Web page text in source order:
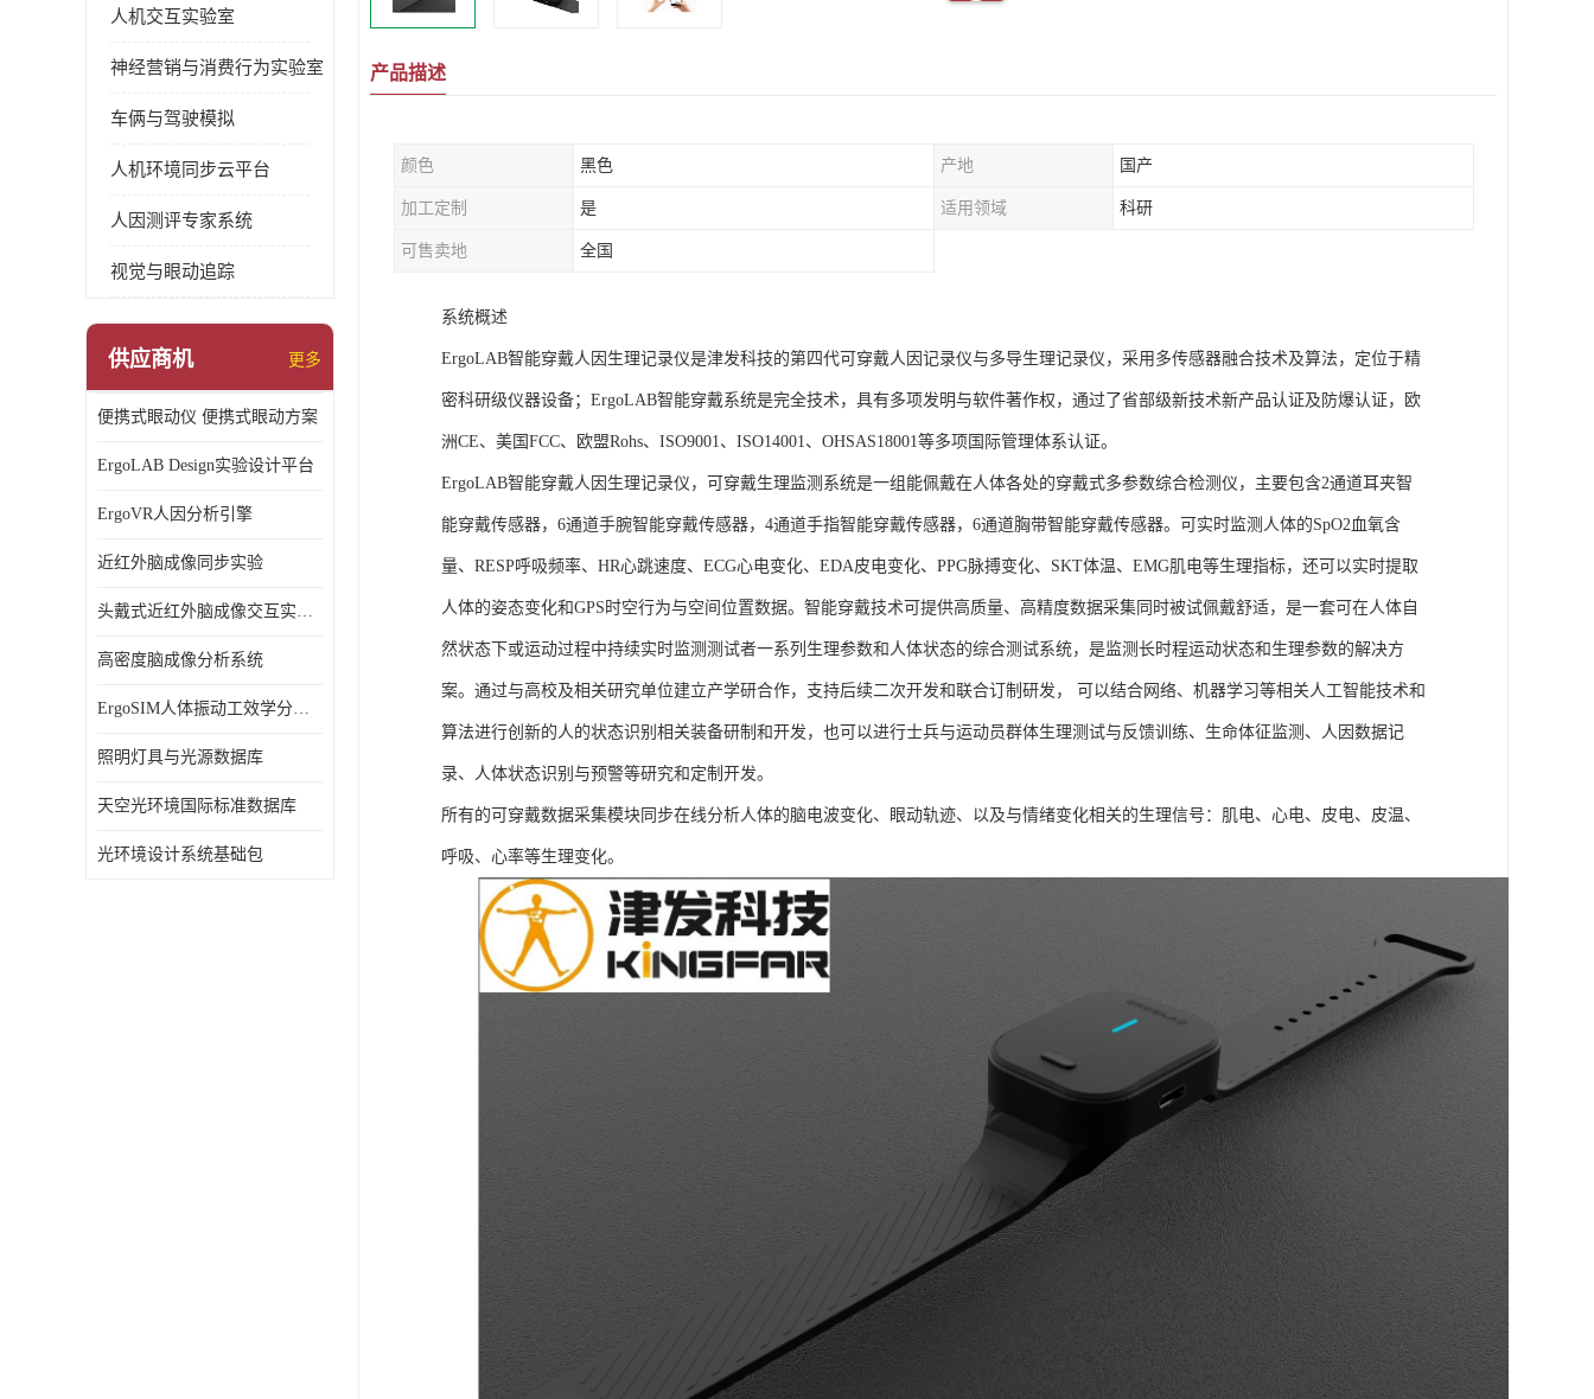
人机交互实验室
神经营销与消费行为实验室
车俩与驾驶模拟
人机环境同步云平台
人因测评专家系统
视觉与眼动追踪
供应商机 更多
便携式眼动仪 便携式眼动方案
ErgoLAB Design实验设计平台
ErgoVR人因分析引擎
近红外脑成像同步实验
头戴式近红外脑成像交互实验室
高密度脑成像分析系统
ErgoSIM人体振动工效学分析系统
照明灯具与光源数据库
天空光环境国际标准数据库
光环境设计系统基础包
产品描述
颜色 黑色 产地 国产
加工定制 是 适用领域 科研
可售卖地 全国
系统概述
ErgoLAB智能穿戴人因生理记录仪是津发科技的第四代可穿戴人因记录仪与多导生理记录仪，采用多传感器融合技术及算法，定位于精
密科研级仪器设备；ErgoLAB智能穿戴系统是完全技术，具有多项发明与软件著作权，通过了省部级新技术新产品认证及防爆认证，欧
洲CE、美国FCC、欧盟Rohs、ISO9001、ISO14001、OHSAS18001等多项国际管理体系认证。
ErgoLAB智能穿戴人因生理记录仪，可穿戴生理监测系统是一组能佩戴在人体各处的穿戴式多参数综合检测仪，主要包含2通道耳夹智
能穿戴传感器，6通道手腕智能穿戴传感器，4通道手指智能穿戴传感器，6通道胸带智能穿戴传感器。可实时监测人体的SpO2血氧含
量、RESP呼吸频率、HR心跳速度、ECG心电变化、EDA皮电变化、PPG脉搏变化、SKT体温、EMG肌电等生理指标，还可以实时提取
人体的姿态变化和GPS时空行为与空间位置数据。智能穿戴技术可提供高质量、高精度数据采集同时被试佩戴舒适，是一套可在人体自
然状态下或运动过程中持续实时监测测试者一系列生理参数和人体状态的综合测试系统，是监测长时程运动状态和生理参数的解决方
案。通过与高校及相关研究单位建立产学研合作，支持后续二次开发和联合订制研发， 可以结合网络、机器学习等相关人工智能技术和
算法进行创新的人的状态识别相关装备研制和开发，也可以进行士兵与运动员群体生理测试与反馈训练、生命体征监测、人因数据记
录、人体状态识别与预警等研究和定制开发。
所有的可穿戴数据采集模块同步在线分析人体的脑电波变化、眼动轨迹、以及与情绪变化相关的生理信号：肌电、心电、皮电、皮温、
呼吸、心率等生理变化。